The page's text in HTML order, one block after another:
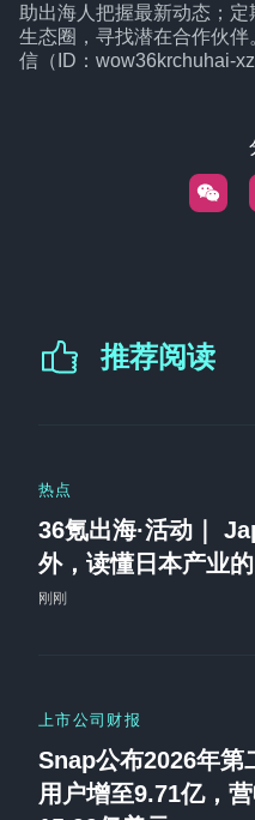
助出海人把握最新动态；
生态圈，寻找潜在合作伙
信（ID：wow36krchuhai-
推荐阅读
热点
36氪出海·活动｜
外，读懂日本产业
刚刚
上市公司财报
Snap公布2026年第
用户增至9.71亿，